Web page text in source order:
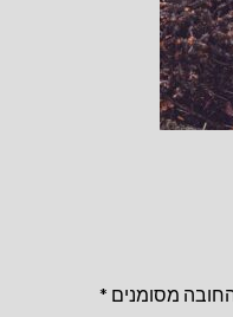
מסומנים *